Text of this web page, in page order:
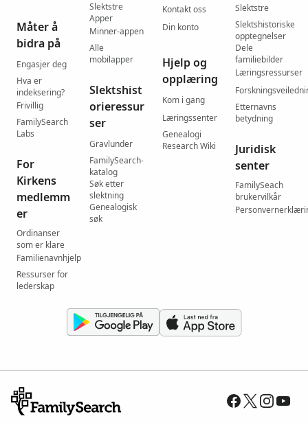
Måter å
bidra på
Engasjer deg
Hva er
indeksering?
Frivillig
FamilySearch
Labs
For
Kirkens
medlemm
er
Ordinanser
som er klare
Familienavnhjelp
Ressurser for
lederskap
Slektstre
Apper
Minner-appen
Alle
mobilapper
Slektshist
orieressur
ser
Gravlunder
FamilySearch-
katalog
Søk etter
slektning
Genealogisk
søk
Kontakt oss
Din konto
Hjelp og
opplæring
Kom i gang
Læringssenter
Genealogi
Research Wiki
Slektstre
Slektshistoriske
opptegnelser
Dele
familiebilder
Læringsressurser
Etternavns
betydning
Juridisk
senter
FamilySeach
brukervilkår